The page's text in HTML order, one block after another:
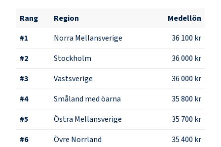
Rang Region
Medellön
#1 Norra Mellansverige
36 100 kr
#2 Stockholm
36 000 kr
#3 Västsverige
36 000 kr
#4 Småland med öarna
35 800 kr
#5 Östra Mellansverige
35 700 kr
#6 Övre Norrland
35 400 kr